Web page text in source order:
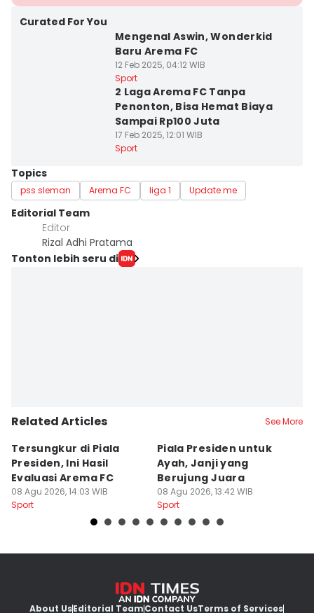
Curated For You
Mengenal Aswin, Wonderkid
Baru Arema FC
12 Feb 2025, 04:12 WIB
Sport
2 Laga Arema FC Tanpa
Penonton, Bisa Hemat Biaya
Sampai Rp100 Juta
17 Feb 2025, 12:01 WIB
Sport
Topics
pss sleman Arema FC liga 1 Update me
Editorial Team
Editor
Rizal Adhi Pratama
Tonton lebih seru di
Related Articles See More
Tersungkur di Piala
Presiden, Ini Hasil
Evaluasi Arema FC
08 Agu 2026, 14:03 WIB
Sport
Piala Presiden untuk
Ayah, Janji yang
Berujung Juara
08 Agu 2026, 13:42 WIB
Sport
About UsEditorial TeamContact UsTerms of Services